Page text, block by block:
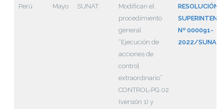
Perú Mayo SUNAT
Modifican el
procedimiento
general
“Ejecución de
acciones de
control
extraordinario”
CONTROL-PG.02
(versión 1) y
RESOLUCIÓN
Nº 000091-
2022/SUNAT